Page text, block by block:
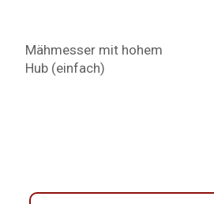
Mähmesser mit hohem
Hub (einfach)